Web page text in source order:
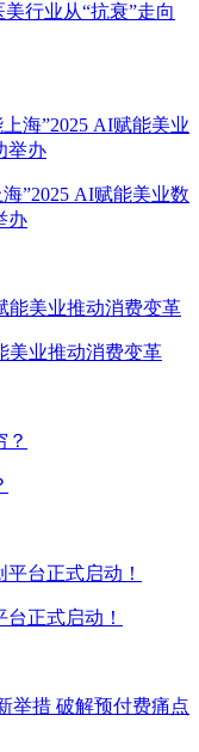
行业从“抗衰”走向
”2025 AI赋能美业数
办
美业推动消费变革
正式启动！